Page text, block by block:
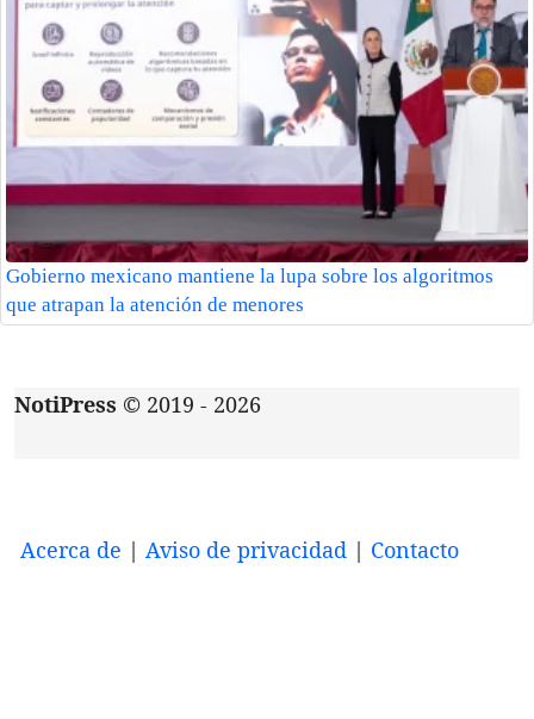
Gobierno mexicano mantiene la lupa sobre los algoritmos
que atrapan la atención de menores
NotiPress © 2019 - 2026
Acerca de | Aviso de privacidad | Contacto